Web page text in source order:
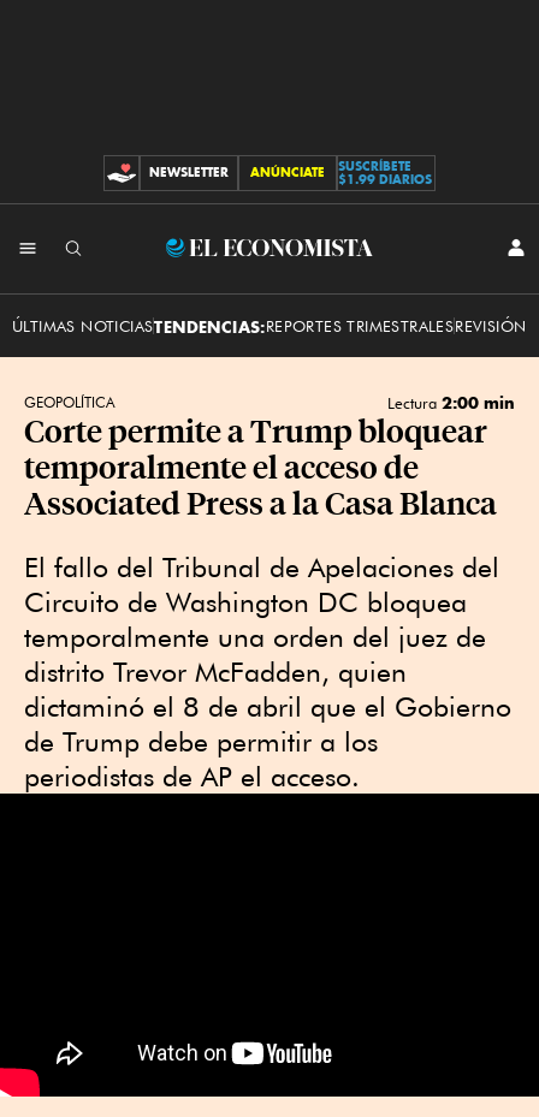
CONTRIBUCIONES
NEWSLETTER ANÚNCIATE
SUSCRÍBETE
$1.99 DIARIOS
El
ÚLTIMAS NOTICIASTENDENCIAS:REPORTES TRIMESTRALESREVISIÓN
GEOPOLÍTICA Lectura 2:00 min
Corte permite a Trump bloquear
temporalmente el acceso de
Associated Press a la Casa Blanca
El fallo del Tribunal de Apelaciones del
Circuito de Washington DC bloquea
temporalmente una orden del juez de
distrito Trevor McFadden, quien
dictaminó el 8 de abril que el Gobierno
de Trump debe permitir a los
periodistas de AP el acceso.